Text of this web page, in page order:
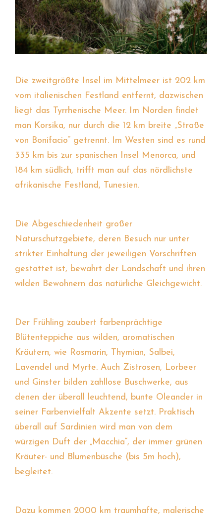
Die zweitgrößte Insel im Mittelmeer ist 202 km
vom italienischen Festland entfernt, dazwischen
liegt das Tyrrhenische Meer. Im Norden findet
man Korsika, nur durch die 12 km breite „Straße
von Bonifacio“ getrennt. Im Westen sind es rund
335 km bis zur spanischen Insel Menorca, und
184 km südlich, trifft man auf das nördlichste
afrikanische Festland, Tunesien.
Die Abgeschiedenheit großer
Naturschutzgebiete, deren Besuch nur unter
strikter Einhaltung der jeweiligen Vorschriften
gestattet ist, bewahrt der Landschaft und ihren
wilden Bewohnern das natürliche Gleichgewicht.
Der Frühling zaubert farbenprächtige
Blütenteppiche aus wilden, aromatischen
Kräutern, wie Rosmarin, Thymian, Salbei,
Lavendel und Myrte. Auch Zistrosen, Lorbeer
und Ginster bilden zahllose Buschwerke, aus
denen der überall leuchtend, bunte Oleander in
seiner Farbenvielfalt Akzente setzt. Praktisch
überall auf Sardinien wird man von dem
würzigen Duft der „Macchia“, der immer grünen
Kräuter- und Blumenbüsche (bis 5m hoch),
begleitet.
Dazu kommen 2000 km traumhafte, malerische